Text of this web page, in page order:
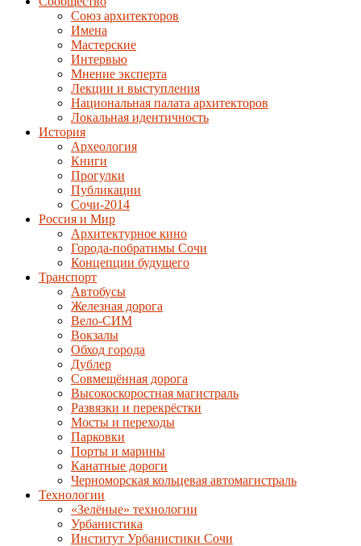
Союз архитекторов
Имена
Мастерские
Интервью
Мнение эксперта
Лекции и выступления
Национальная палата архитекторов
Локальная идентичность
История
Археология
Книги
Прогулки
Публикации
Сочи-2014
Россия и Мир
Архитектурное кино
Города-побратимы Сочи
Концепции будущего
Транспорт
Автобусы
Железная дорога
Вело-СИМ
Вокзалы
Обход города
Дублер
Совмещённая дорога
Высокоскоростная магистраль
Развязки и перекрёстки
Мосты и переходы
Парковки
Порты и марины
Канатные дороги
Черноморская кольцевая автомагистраль
Технологии
«Зелёные» технологии
Урбанистика
Институт Урбанистики Сочи